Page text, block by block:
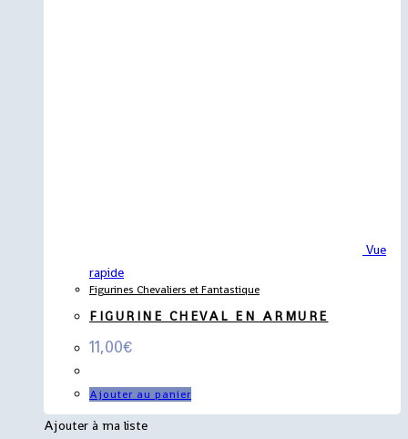
Vue
rapide
Figurines Chevaliers et Fantastique
FIGURINE CHEVAL EN ARMURE
11,00€
Ajouter au panier
Ajouter à ma liste